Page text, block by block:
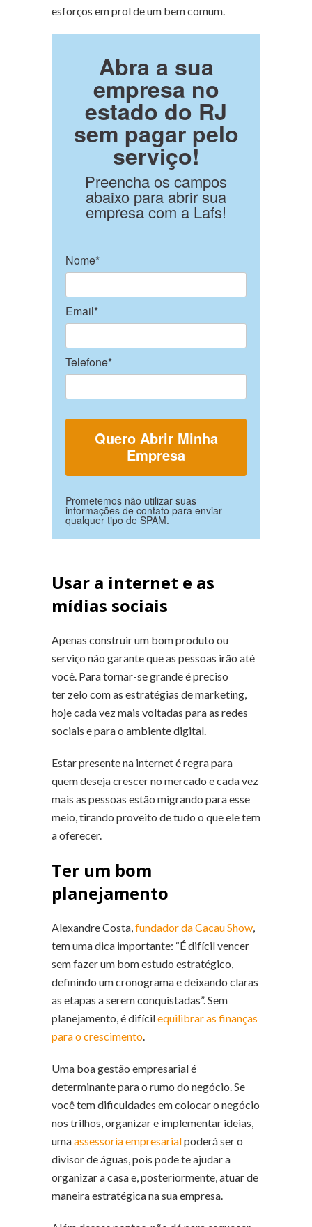
esforços em prol de um bem comum.
Abra a sua
empresa no
estado do RJ
sem pagar pelo
serviço!
Preencha os campos
abaixo para abrir sua
empresa com a Lafs!
Nome*
Email*
Telefone*
Prometemos não utilizar suas
informações de contato para enviar
qualquer tipo de SPAM.
Usar a internet e as
mídias sociais
Apenas construir um bom produto ou
serviço não garante que as pessoas irão até
você. Para tornar-se grande é preciso
ter zelo com as estratégias de marketing,
hoje cada vez mais voltadas para as redes
sociais e para o ambiente digital.
Estar presente na internet é regra para
quem deseja crescer no mercado e cada vez
mais as pessoas estão migrando para esse
meio, tirando proveito de tudo o que ele tem
a oferecer.
Ter um bom
planejamento
Alexandre Costa, fundador da Cacau Show
tem uma dica importante: “É difícil vencer
sem fazer um bom estudo estratégico,
definindo um cronograma e deixando claras
as etapas a serem conquistadas”. Sem
planejamento, é difícilequilibrar as finanças
para o crescimento
Uma boa gestão empresarial é
determinante para o rumo do negócio. Se
você tem dificuldades em colocar o negócio
nos trilhos, organizar e implementar ideias,
umaassessoria empresarialpoderá ser o
divisor de águas, pois pode te ajudar a
organizar a casa e, posteriormente, atuar de
maneira estratégica na sua empresa.